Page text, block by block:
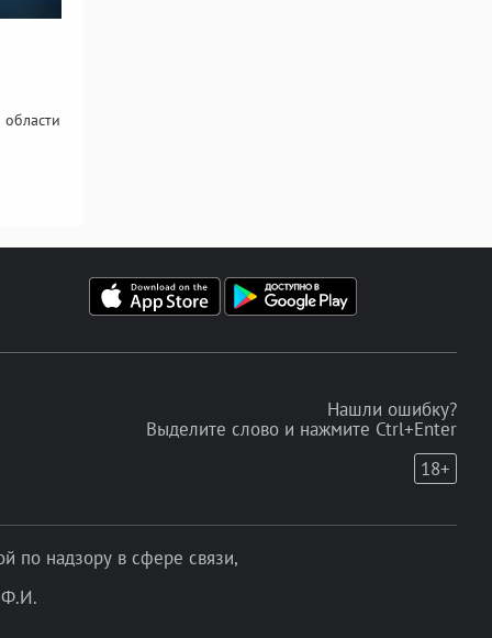
Нашли ошибку?
Выделите слово и нажмите Ctrl+Enter
18+
по надзору в сфере связи,
Ф.И.